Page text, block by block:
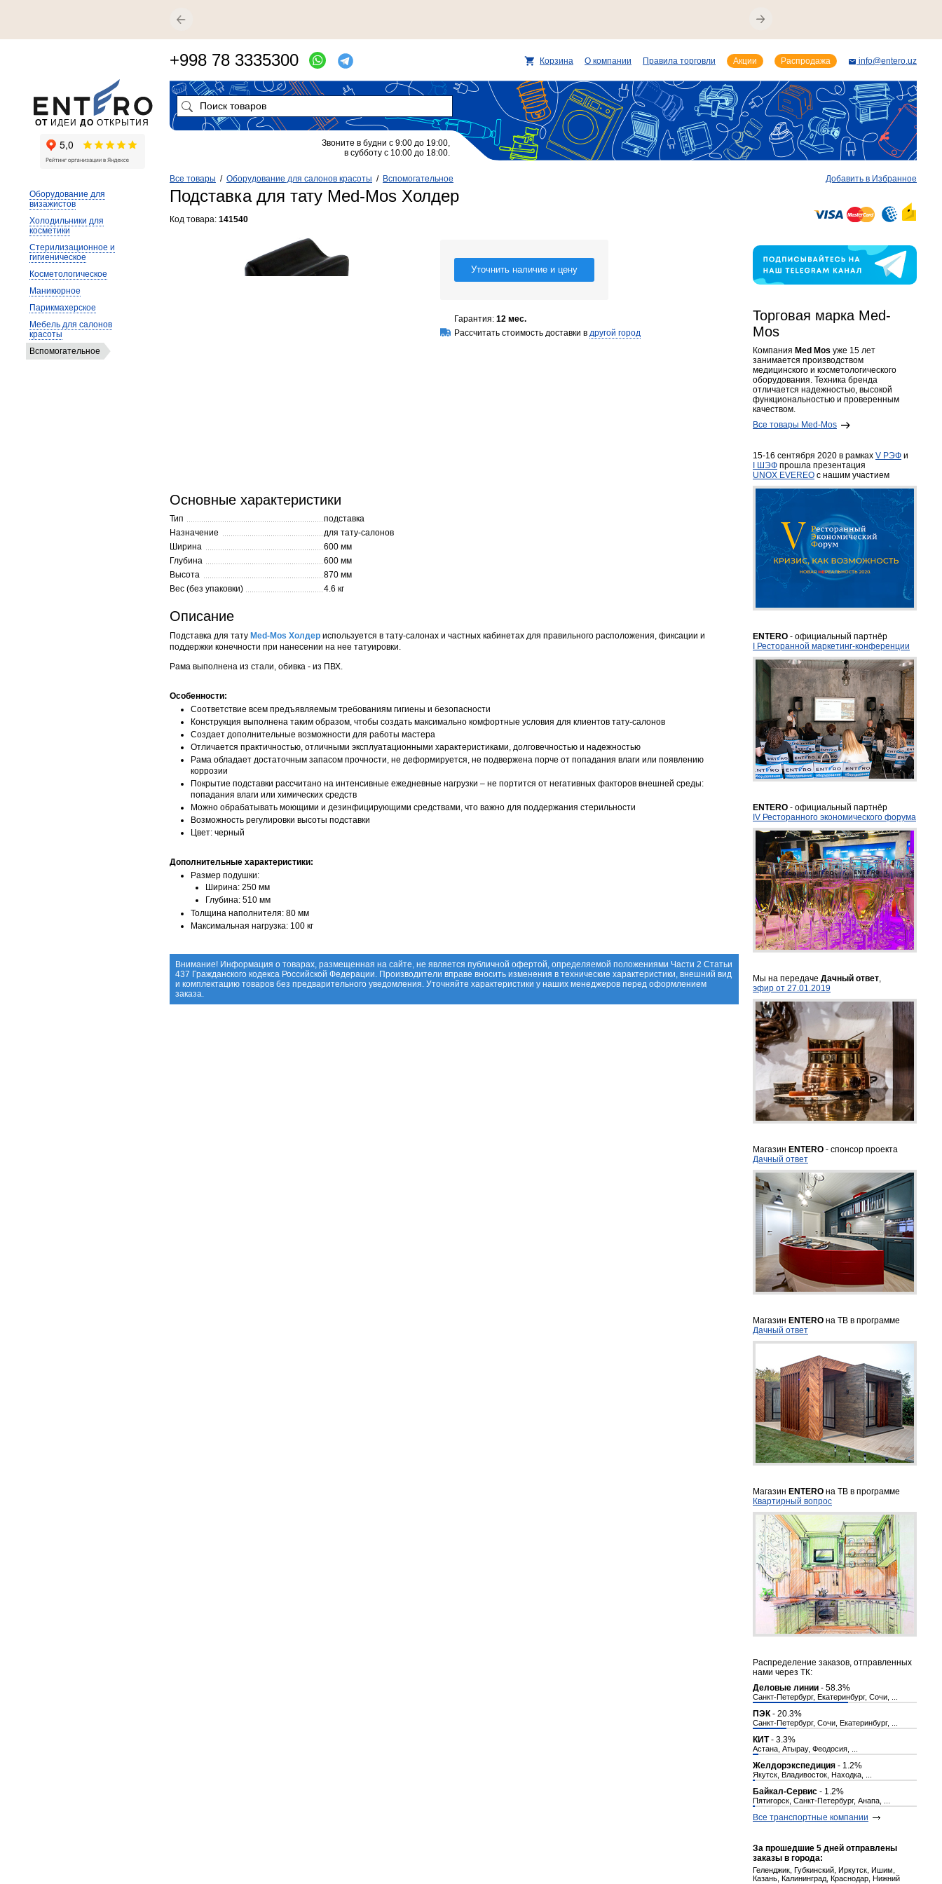
Все товары / Оборудование для салонов красоты / Вспомогательное
Подставка для тату Med-Mos Холдер
Код товара: 141540
Уточнить наличие и цену
Гарантия: 12 мес.
Рассчитать стоимость доставки в другой город
Основные характеристики
Тип
подставка
Назначение
для тату-салонов
Ширина
600 мм
Глубина
600 мм
Высота
870 мм
Вес (без упаковки)
4.6 кг
Описание
Подставка для тату Med-Mos Холдер используется в тату-салонах и частных кабинетах для правильного расположения, фиксации и
поддержки конечности при нанесении на нее татуировки.
Рама выполнена из стали, обивка - из ПВХ.
Особенности:
Соответствие всем предъявляемым требованиям гигиены и безопасности
Конструкция выполнена таким образом, чтобы создать максимально комфортные условия для клиентов тату-салонов
Создает дополнительные возможности для работы мастера
Отличается практичностью, отличными эксплуатационными характеристиками, долговечностью и надежностью
Рама обладает достаточным запасом прочности, не деформируется, не подвержена порче от попадания влаги или появлению
коррозии
Покрытие подставки рассчитано на интенсивные ежедневные нагрузки – не портится от негативных факторов внешней среды:
попадания влаги или химических средств
Можно обрабатывать моющими и дезинфицирующими средствами, что важно для поддержания стерильности
Возможность регулировки высоты подставки
Цвет: черный
Дополнительные характеристики:
Размер подушки:
Ширина: 250 мм
Глубина: 510 мм
Толщина наполнителя: 80 мм
Максимальная нагрузка: 100 кг
Внимание! Информация о товарах, размещенная на сайте, не является публичной офертой, определяемой положениями Части 2 Статьи
437 Гражданского кодекса Российской Федерации. Производители вправе вносить изменения в технические характеристики, внешний вид
и комплектацию товаров без предварительного уведомления. Уточняйте характеристики у наших менеджеров перед оформлением
заказа.
Добавить в Избранное
Торговая марка Med-
Mos
Компания Med Mos уже 15 лет
занимается производством
медицинского и косметологического
оборудования. Техника бренда
отличается надежностью, высокой
функциональностью и проверенным
качеством.
Все товары Med-Mos
15-16 сентября 2020 в рамках V РЭФ и
I ШЭФ прошла презентация
UNOX EVEREO с нашим участием
ENTERO - официальный партнёр
I Ресторанной маркетинг-конференции
ENTERO - официальный партнёр
IV Ресторанного экономического форума
Мы на передаче Дачный ответ,
эфир от 27.01.2019
Магазин ENTERO - спонсор проекта
Дачный ответ
Магазин ENTERO на ТВ в программе
Дачный ответ
Магазин ENTERO на ТВ в программе
Квартирный вопрос
Распределение заказов, отправленных
нами через ТК:
Деловые линии - 58.3%
Санкт-Петербург, Екатеринбург, Сочи, ...
ПЭК- 20.3%
Санкт-Петербург, Сочи, Екатеринбург, ...
КИТ- 3.3%
Астана, Атырау, Феодосия, ...
Желдорэкспедиция - 1.2%
Якутск, Владивосток, Находка, ...
Байкал-Сервис - 1.2%
Пятигорск, Санкт-Петербург, Анапа, ...
Все транспортные компании
За прошедшие 5 дней отправлены
заказы в города:
Геленджик, Губкинский, Иркутск, Ишим,
Казань, Калининград, Краснодар, Нижний
Оборудование для
визажистов
Холодильники для
косметики
Стерилизационное и
гигиеническое
Косметологическое
Маникюрное
Парикмахерское
Мебель для салонов
красоты
Вспомогательное
ОТ ИДЕИ ДО ОТКРЫТИЯ
+998 78 3335300 Корзина О компании Правила торговли Акции Распродажа info@entero.uz
Звоните в будни с 9:00 до 19:00,
в субботу с 10:00 до 18:00.